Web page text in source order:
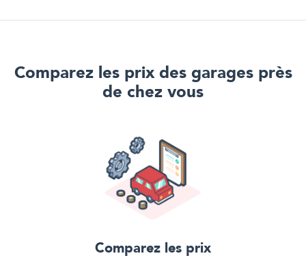
Comparez les prix des garages près
de chez vous
Comparez les prix